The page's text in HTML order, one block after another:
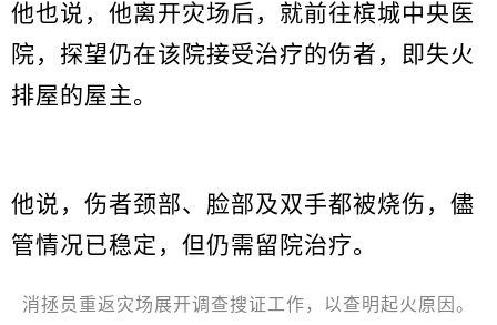
他也说，他离开灾场后，就前往槟城中央医
院，探望仍在该院接受治疗的伤者，即失火
排屋的屋主。
他说，伤者颈部、脸部及双手都被烧伤，儘
管情况已稳定，但仍需留院治疗。
消拯员重返灾场展开调查搜证工作，以查明起火原因。